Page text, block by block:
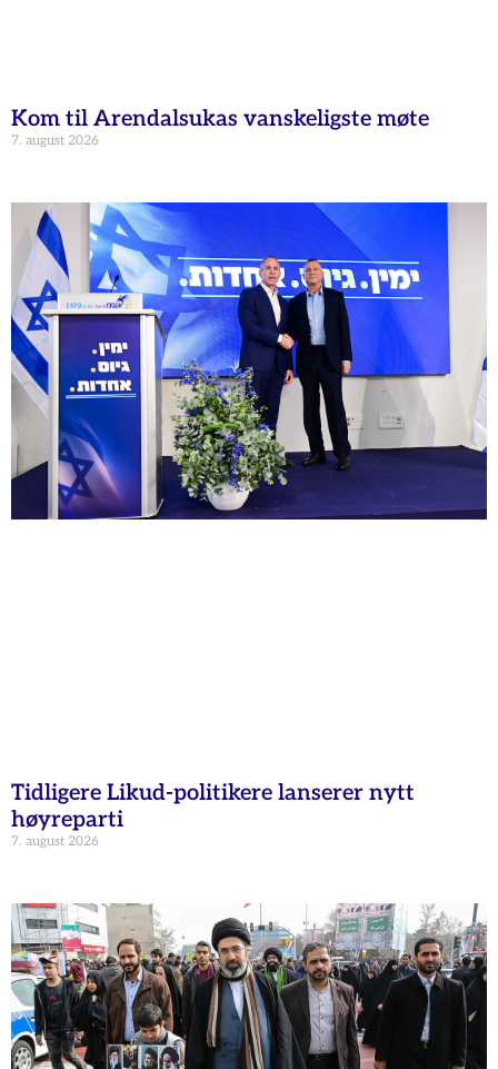
Kom til Arendalsukas vanskeligste møte
7. august 2026
Tidligere Likud-politikere lanserer nytt
høyreparti
7. august 2026